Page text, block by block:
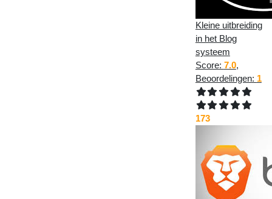
Kleine uitbreiding
in het Blog
systeem
Score: 7.0,
Beoordelingen: 1
173